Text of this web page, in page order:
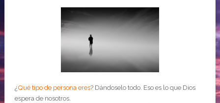
¿Qué tipo de persona eres? Dándoselo todo. Eso es lo que Dios
espera de nosotros.